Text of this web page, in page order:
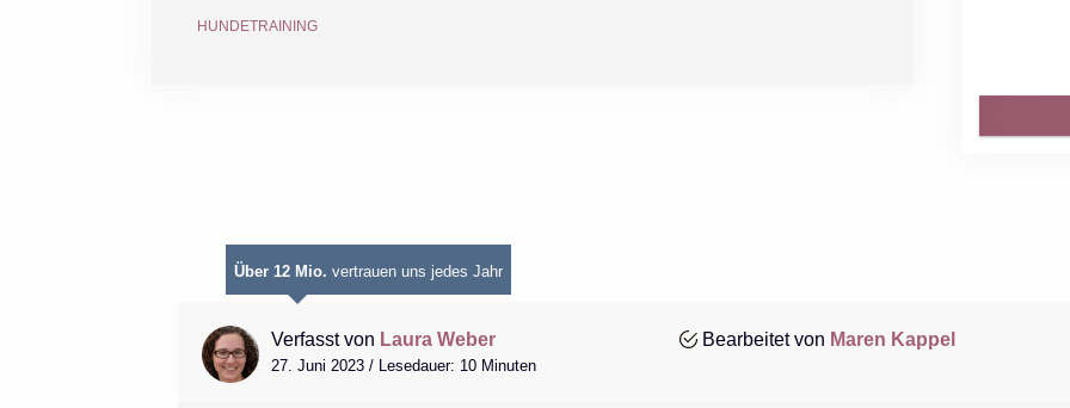
HUNDETRAINING
Über 12 Mio. vertrauen uns jedes Jahr
Verfasst von Laura Weber
27. Juni 2023 / Lesedauer: 10 Minuten
Bearbeitet von Maren Kappel